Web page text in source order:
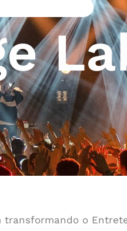
transformando o